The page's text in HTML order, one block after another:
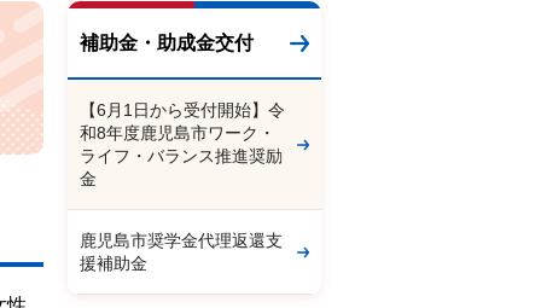
補助金・助成金交付
【6月1日から受付開始】令
和8年度鹿児島市ワーク・
ライフ・バランス推進奨励
金
鹿児島市奨学金代理返還支
援補助金